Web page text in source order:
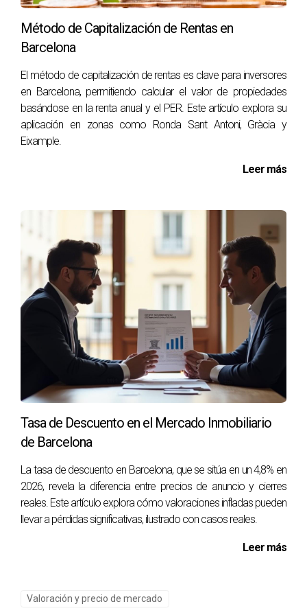
su valor sea competitivo en un mercado cada vez más
exigente. Si estás considerando invertir o vender un local
reconvertido en Sants o cualquier otra zona similar, te
animo a consultar con expertos del sector inmobiliario
como Lidia Capdevila. Ella puede ofrecerte asesoramiento
personalizado para maximizar tu inversión y ayudarte a
navegar por este emocionante proceso.
necesitas más información sobre cómo obtener una
Cédula de Habitabilidad, no dudes en contactar a Lidia
Capdevila hoy mismo.
¡No te quedes atrás!
Aprovecha esta tendencia creciente y asegúrate de estar
bien informado sobre todos los aspectos legales y
financieros involucrados.
Haz realidad tu sueño!
solo necesitas el acompañamiento adecuado para hacerlo
realidad.
Preguntas Frecuentes
¿Qué es una Cédula de Habitabilidad?
certifica que una vivienda cumple con los requisitos
¿Por qué es importante tener una Cédula?
Método de Capitalización de Rentas en
Barcelona
El método de capitalización de rentas es clave para inversores
en Barcelona, permitiendo calcular el valor de propiedades
basándose en la renta anual y el PER. Este artículo explora su
aplicación en zonas como Ronda Sant Antoni, Gràcia y
Eixample.
Leer más
Tasa de Descuento en el Mercado Inmobiliario
de Barcelona
La tasa de descuento en Barcelona, que se sitúa en un 4,8% en
2026, revela la diferencia entre precios de anuncio y cierres
reales. Este artículo explora cómo valoraciones infladas pueden
llevar a pérdidas significativas, ilustrado con casos reales.
Leer más
Valoración y precio de mercado